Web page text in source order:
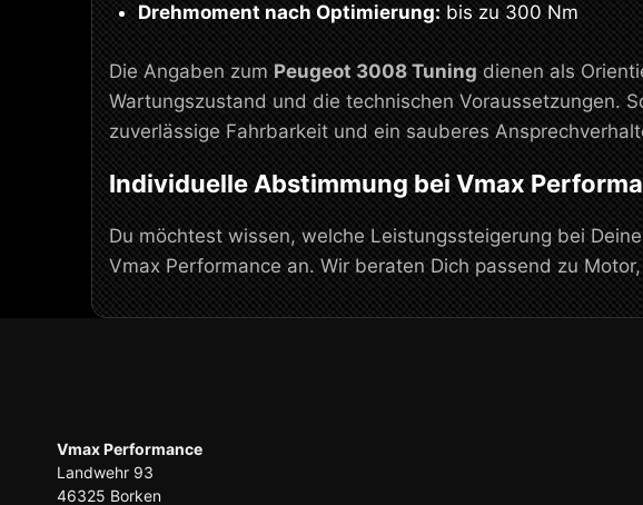
Drehmoment nach Optimierung: bis zu 300 Nm
Die Angaben zum Peugeot 3008 Tuning dienen als
Wartungszustand und die technischen Voraussetzungen.
zuverlässige Fahrbarkeit und ein sauberes
Individuelle Abstimmung bei Vmax
Du möchtest wissen, welche Leistungssteigerung bei
Vmax Performance an. Wir beraten Dich passend zu
Vmax Performance
Landwehr 93
46325 Borken